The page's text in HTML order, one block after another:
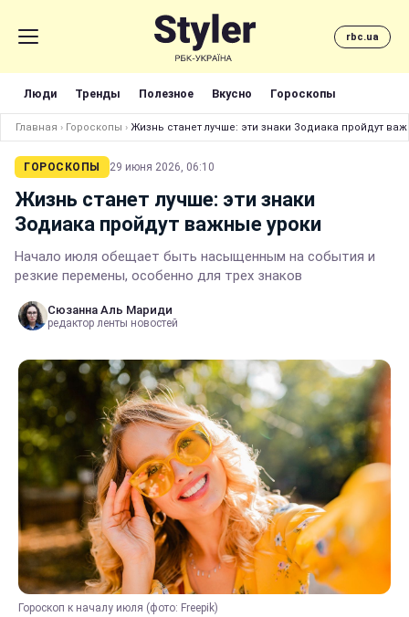
rbc.ua
Люди Тренды Полезное Вкусно Гороскопы
Главная › Гороскопы › Жизнь станет лучше: эти знаки Зодиака пройдут
ГОРОСКОПЫ 29 июня 2026, 06:10
Жизнь станет лучше: эти знаки
Зодиака пройдут важные уроки
Начало июля обещает быть насыщенным на события и
резкие перемены, особенно для трех знаков
Сюзанна Аль Мариди
редактор ленты новостей
Гороскоп к началу июля (фото: Freepik)